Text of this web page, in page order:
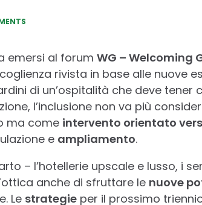
emersi al forum WG – Welcoming
rivista in base alle nuove
di un’ospitalità che deve
l’inclusione non va più
ma come intervento orientato
e ampliamento.
– l’hotellerie upscale e lusso, i
anche di sfruttare le nuove
Le strategieper il prossimo